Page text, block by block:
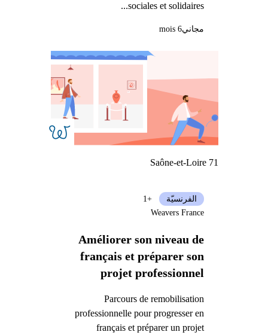
sociales et solidaires...
مجاني6 mois
Saône-et-Loire 71
Améliorer son niveau de
français et préparer son
projet professionnel
Parcours de remobilisation
professionnelle pour progresser en
français et préparer un projet
الفرنسيّة
+1
Weavers France